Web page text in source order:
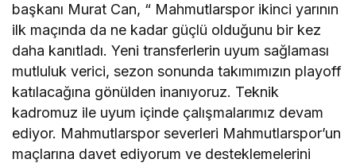
başkanı Murat Can, “ Mahmutlarspor ikinci yarının
ilk maçında da ne kadar güçlü olduğunu bir kez
daha kanıtladı. Yeni transferlerin uyum sağlaması
mutluluk verici, sezon sonunda takımımızın playoff
katılacağına gönülden inanıyoruz. Teknik
kadromuz ile uyum içinde çalışmalarımız devam
ediyor. Mahmutlarspor severleri Mahmutlarspor’un
maçlarına davet ediyorum ve desteklemelerini